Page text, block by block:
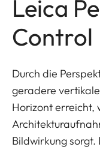
Leica
Control
Durch die
geradere
Horizont erreicht,
Bildwirkung sorgt.